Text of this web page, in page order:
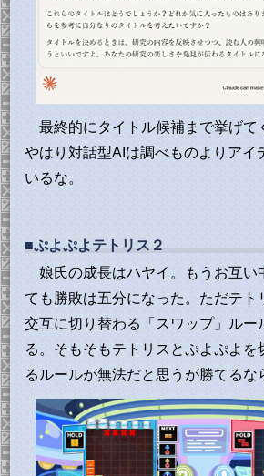
最終的にタイトル候補まで挙げて
やはり対話型AIは調べものよりアイ
いるな。
■ぷよぷよテトリス２
娘氏の成長はハヤイ。もうお互い
ても勝敗は五分になった。ただテト
交互に切り替わる「スワップ」ルー
る。そもそもテトリスとぷよぷよを
るルールが無法だと思うが勝てるな